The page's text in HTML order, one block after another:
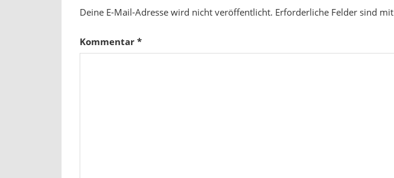
Deine E-Mail-Adresse wird nicht veröffentlicht. Erforderliche Felder sind mit
Kommentar *